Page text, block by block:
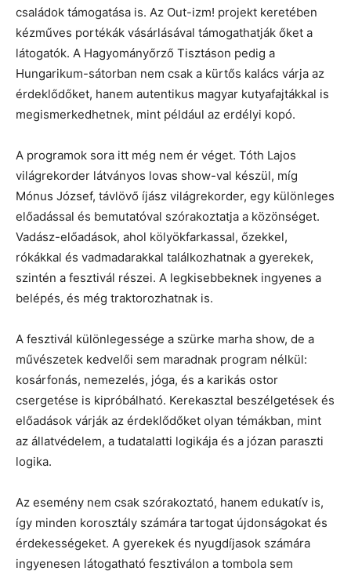
családok támogatása is. Az Out-izm! projekt keretében
kézműves portékák vásárlásával támogathatják őket a
látogatók. A Hagyományőrző Tisztáson pedig a
Hungarikum-sátorban nem csak a kürtős kalács várja az
érdeklődőket, hanem autentikus magyar kutyafajtákkal is
megismerkedhetnek, mint például az erdélyi kopó.
A programok sora itt még nem ér véget. Tóth Lajos
világrekorder látványos lovas show-val készül, míg
Mónus József, távlövő íjász világrekorder, egy különleges
előadással és bemutatóval szórakoztatja a közönséget.
Vadász-előadások, ahol kölyökfarkassal, őzekkel,
rókákkal és vadmadarakkal találkozhatnak a gyerekek,
szintén a fesztivál részei. A legkisebbeknek ingyenes a
belépés, és még traktorozhatnak is.
A fesztivál különlegessége a szürke marha show, de a
művészetek kedvelői sem maradnak program nélkül:
kosárfonás, nemezelés, jóga, és a karikás ostor
csergetése is kipróbálható. Kerekasztal beszélgetések és
előadások várják az érdeklődőket olyan témákban, mint
az állatvédelem, a tudatalatti logikája és a józan paraszti
logika.
Az esemény nem csak szórakoztató, hanem edukatív is,
így minden korosztály számára tartogat újdonságokat és
érdekességeket. A gyerekek és nyugdíjasok számára
ingyenesen látogatható fesztiválon a tombola sem